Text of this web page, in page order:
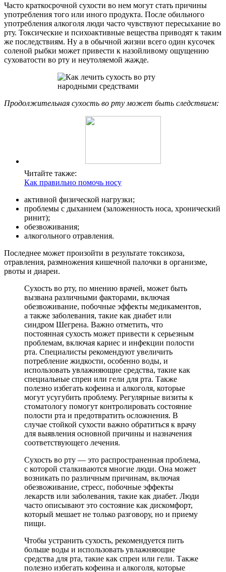
Часто краткосрочной сухости во нем могут стать причины
употребления того или иного продукта. После обильного
употребления алкоголя люди часто чувствуют пересыхание во
рту. Токсические и психоактивные вещества приводят к таким
же последствиям. Ну а в обычной жизни всего один кусочек
соленой рыбки может привести к назойливому ощущению
суховатости во рту и неутоляемой жажде.
Продолжительная сухость во рту может быть следствием:
Читайте также:
Как правильно помочь носу
активной физической нагрузки;
проблемы с дыханием (заложенность носа, хронический
ринит);
обезвоживания;
алкогольного отравления.
Последнее может произойти в результате токсикоза,
отравления, размножения кишечной палочки в организме,
рвоты и диареи.
Сухость во рту, по мнению врачей, может быть
вызвана различными факторами, включая
обезвоживание, побочные эффекты медикаментов,
а также заболевания, такие как диабет или
синдром Шегрена. Важно отметить, что
постоянная сухость может привести к серьезным
проблемам, включая кариес и инфекции полости
рта. Специалисты рекомендуют увеличить
потребление жидкости, особенно воды, и
использовать увлажняющие средства, такие как
специальные спреи или гели для рта. Также
полезно избегать кофеина и алкоголя, которые
могут усугубить проблему. Регулярные визиты к
стоматологу помогут контролировать состояние
полости рта и предотвратить осложнения. В
случае стойкой сухости важно обратиться к врачу
для выявления основной причины и назначения
соответствующего лечения.
Сухость во рту — это распространенная проблема,
с которой сталкиваются многие люди. Она может
возникать по различным причинам, включая
обезвоживание, стресс, побочные эффекты
лекарств или заболевания, такие как диабет. Люди
часто описывают это состояние как дискомфорт,
который мешает не только разговору, но и приему
пищи.
Чтобы устранить сухость, рекомендуется пить
больше воды и использовать увлажняющие
средства для рта, такие как спреи или гели. Также
полезно избегать кофеина и алкоголя, которые